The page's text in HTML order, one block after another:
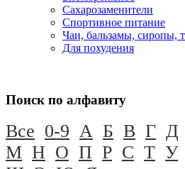
Сахарозаменители
Спортивное питание
Чаи, бальзамы, сиропы,
Для похудения
Поиск по алфавиту
Все 0-9 А Б В Г Д
М Н О П Р С Т У